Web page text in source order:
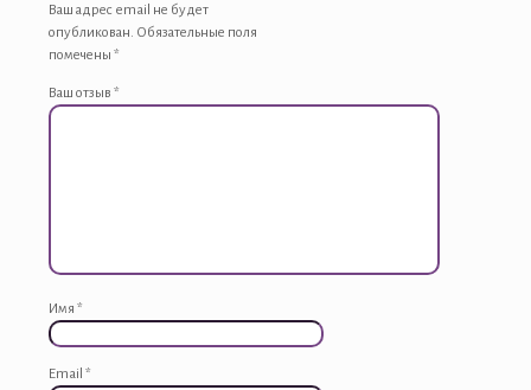
Ваш адрес email не будет
опубликован. Обязательные поля
помечены *
Ваш отзыв *
Имя *
Email *